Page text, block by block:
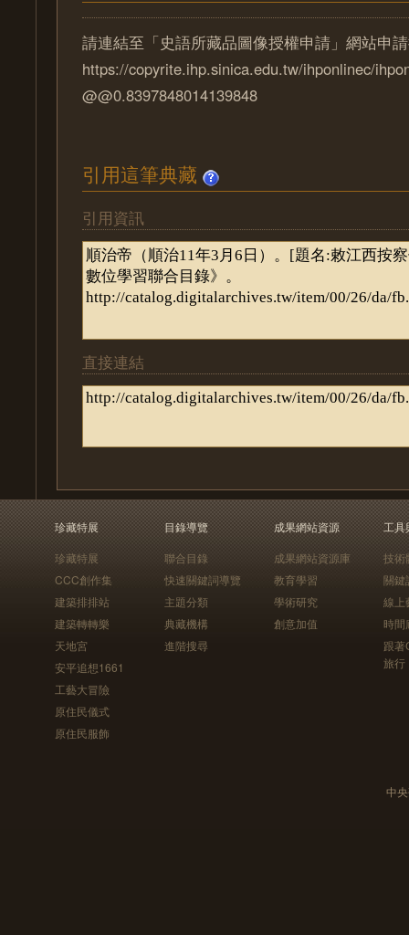
請連結至「史語所藏品圖像授權申請」網站申
https://copyrite.ihp.sinica.edu.tw/ihponlinec/
@@0.8397848014139848
引用這筆典藏
引用資訊
直接連結
珍藏特展
珍藏特展
CCC創作集
建築排排站
建築轉轉樂
天地宮
安平追想1661
工藝大冒險
原住民儀式
原住民服飾
目錄導覽
聯合目錄
快速關鍵詞導覽
主題分類
典藏機構
進階搜尋
成果網站資源
成果網站資源庫
教育學習
學術研究
創意加值
工具
技術
關鍵
線上
時間
跟
旅行
中